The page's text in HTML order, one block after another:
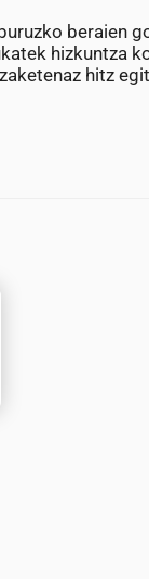
beraien
hizkuntza
hitz